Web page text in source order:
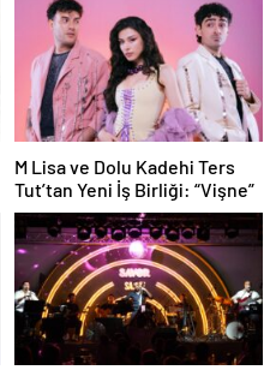
M Lisa ve Dolu Kadehi Ters
Tut’tan Yeni İş Birliği: “Vişne”